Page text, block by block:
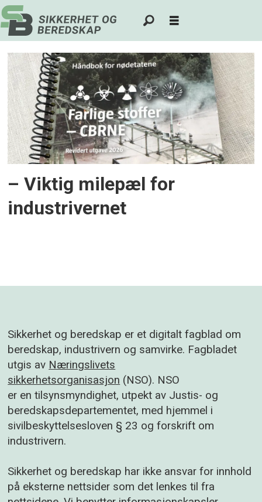
Tag:
cbrne
– Viktig milepæl for
industrivernet
Sikkerhet og beredskap er et digitalt fagblad om
beredskap, industrivern og samvirke. Fagbladet
utgis av Næringslivets
sikkerhetsorganisasjon (NSO). NSO
er en tilsynsmyndighet, utpekt av Justis- og
beredskapsdepartementet, med hjemmel i
sivilbeskyttelsesloven § 23 og forskrift om
industrivern.
Sikkerhet og beredskap har ikke ansvar for innhold
på eksterne nettsider som det lenkes til fra